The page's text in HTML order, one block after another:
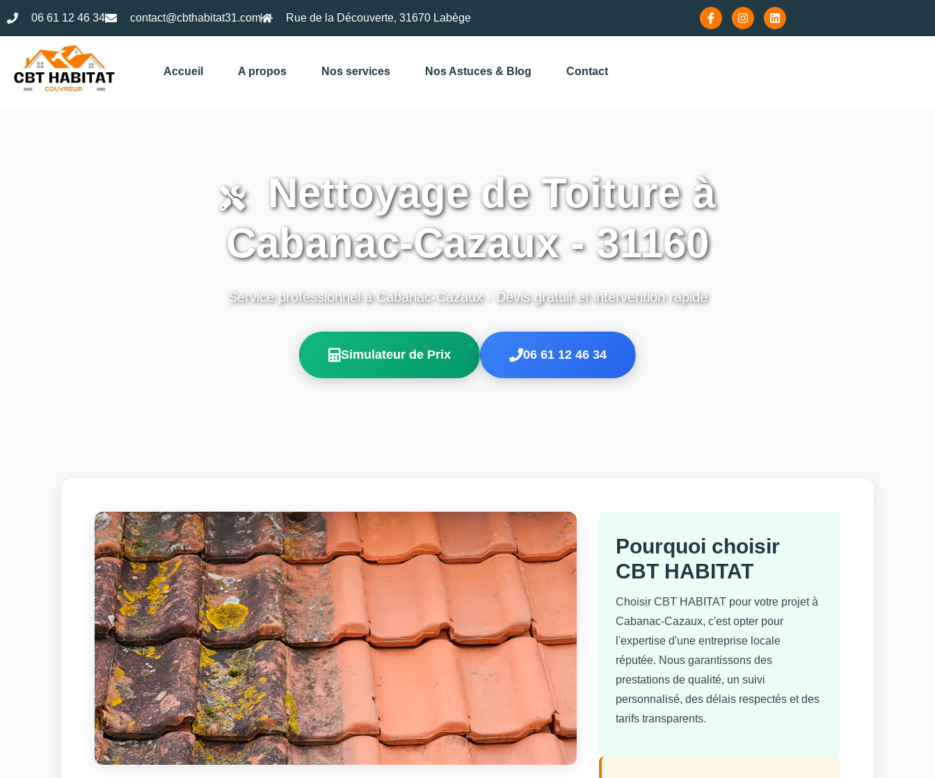
06 61 12 46 34 contact@cbthabitat31.com Rue de la Découverte, 31670 Labège
Accueil A propos Nos services Nos Astuces & Blog Contact
Nettoyage de Toiture à
Cabanac-Cazaux - 31160
Service professionnel à Cabanac-Cazaux - Devis gratuit et intervention rapide
Simulateur de Prix 06 61 12 46 34
Pourquoi choisir
CBT HABITAT
Choisir CBT HABITAT pour votre projet à
Cabanac-Cazaux, c'est opter pour
l'expertise d'une entreprise locale
réputée. Nous garantissons des
prestations de qualité, un suivi
personnalisé, des délais respectés et des
tarifs transparents.